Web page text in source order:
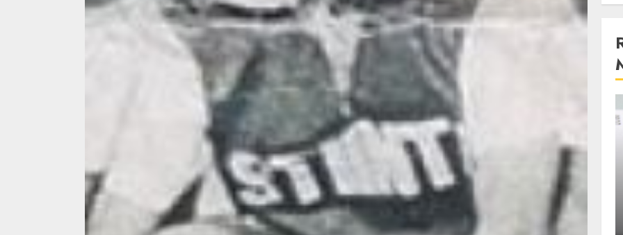
Din fotoliu
Dungeons & Dragons:
Onoare printre hoti, un
film ca un joc care te
cucereste de la primele
cadre
4 min read
Din fotoliu
The Killer, un film care nu a
reusit sa se ridice la
nivelul asteptarilor
publicului si criticilor